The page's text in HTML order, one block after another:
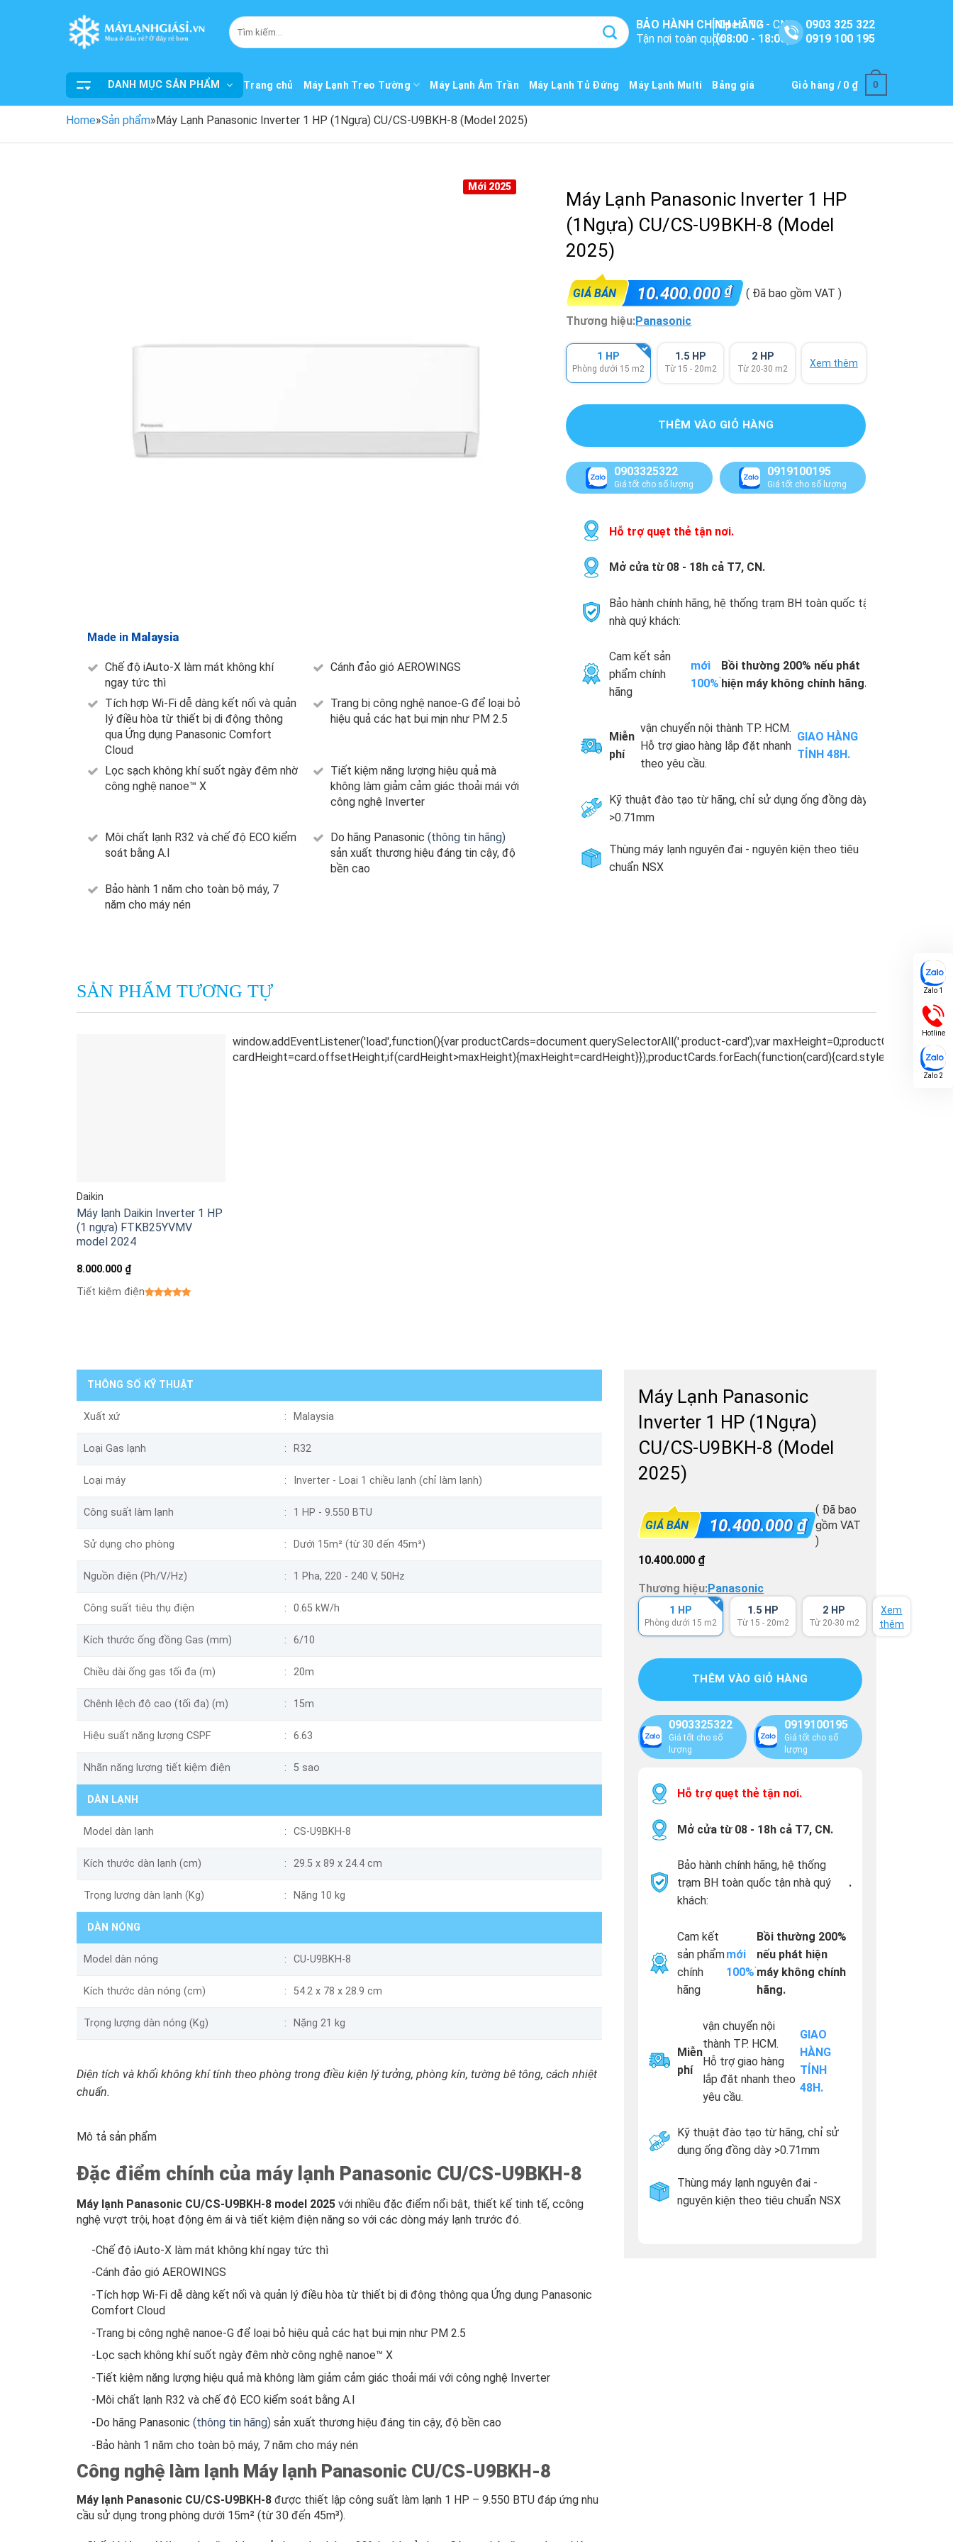
Tìm
kiếm:
BẢO HÀNH CHÍNH HÃNG
Tận nơi toàn quốc
Open: T2 - CN
(08:00 - 18:00)
0903 325 322
0919 100 195
DANH MỤC SẢN PHẨM Trang chủ Máy Lạnh Treo Tường Máy Lạnh Âm Trần Máy Lạnh Tủ Đứng Máy Lạnh Multi Bảng giá Giỏ hàng / 0 ₫ 0
Home»Sản phẩm» Máy Lạnh Panasonic Inverter 1 HP (1Ngựa) CU/CS-U9BKH-8 (Model 2025)
Mới 2025
Made in Malaysia
Chế độ iAuto-X làm mát không khí
ngay tức thì
Cánh đảo gió AEROWINGS
Tích hợp Wi-Fi dễ dàng kết nối và quản
lý điều hòa từ thiết bị di động thông
qua Ứng dụng Panasonic Comfort
Cloud
Trang bị công nghệ nanoe-G để loại bỏ
hiệu quả các hạt bụi mịn như PM 2.5
Lọc sạch không khí suốt ngày đêm nhờ
công nghệ nanoe™ X
Tiết kiệm năng lượng hiệu quả mà
không làm giảm cảm giác thoải mái với
công nghệ Inverter
Môi chất lạnh R32 và chế độ ECO kiểm
soát bằng A.I
Do hãng Panasonic (thông tin hãng)
sản xuất thương hiệu đáng tin cậy, độ
bền cao
Bảo hành 1 năm cho toàn bộ máy, 7
năm cho máy nén
Máy Lạnh Panasonic Inverter 1 HP
(1Ngựa) CU/CS-U9BKH-8 (Model
2025)
GIÁ BÁN 10.400.000₫ ( Đã bao gồm VAT )
Thương hiệu:Panasonic
1 HP
Phòng dưới 15 m2
1.5 HP
Từ 15 - 20m2
2 HP
Từ 20-30 m2
Xem thêm
THÊM VÀO GIỎ HÀNG
0903325322
Giá tốt cho số lượng
0919100195
Giá tốt cho số lượng
Hỗ trợ quẹt thẻ tận nơi.
Mở cửa từ 08 - 18h cả T7, CN.
Bảo hành chính hãng, hệ thống trạm BH toàn quốc tận
nhà quý khách:
Cam kết sản
phẩm chính
hãng
mới
100%
.
Bồi thường 200% nếu phát
hiện máy không chính hãng.
Miễn
phí
vận chuyển nội thành TP. HCM.
Hỗ trợ giao hàng lắp đặt nhanh
theo yêu cầu.
GIAO HÀNG
TỈNH 48H.
Kỹ thuật đào tạo từ hãng, chỉ sử dụng ống đồng dày
>0.71mm
Thùng máy lạnh nguyên đai - nguyên kiện theo tiêu
chuẩn NSX
SẢN PHẨM TƯƠNG TỰ
Daikin
Máy lạnh Daikin Inverter 1 HP
(1 ngựa) FTKB25YVMV
model 2024
8.000.000 ₫
Tiết kiệm điện
THÔNG SỐ KỸ THUẬT
Xuất xứ Malaysia
Loại Gas lạnh R32
Loại máy Inverter - Loại 1 chiều lạnh (chỉ làm lạnh)
Công suất làm lạnh 1 HP - 9.550 BTU
Sử dụng cho phòng Dưới 15m² (từ 30 đến 45m³)
Nguồn điện (Ph/V/Hz) 1 Pha, 220 - 240 V, 50Hz
Công suất tiêu thụ điện 0.65 kW/h
Kích thước ống đồng Gas (mm) 6/10
Chiều dài ống gas tối đa (m) 20m
Chênh lệch độ cao (tối đa) (m) 15m
Hiệu suất năng lượng CSPF 6.63
Nhãn năng lượng tiết kiệm điện 5 sao
DÀN LẠNH
Model dàn lạnh CS-U9BKH-8
Kích thước dàn lạnh (cm) 29.5 x 89 x 24.4 cm
Trọng lượng dàn lạnh (Kg) Nặng 10 kg
DÀN NÓNG
Model dàn nóng CU-U9BKH-8
Kích thước dàn nóng (cm) 54.2 x 78 x 28.9 cm
Trọng lượng dàn nóng (Kg) Nặng 21 kg
Diện tích và khối không khí tính theo phòng trong điều kiện lý tưởng, phòng kín, tường bê tông, cách nhiệt
chuẩn.
Mô tả sản phẩm
Đặc điểm chính của máy lạnh Panasonic CU/CS-U9BKH-8
Máy lạnh Panasonic CU/CS-U9BKH-8 model 2025 với nhiều đặc điểm nổi bật, thiết kế tinh tế, ccông
nghệ vượt trội, hoạt động êm ái và tiết kiệm điện năng so với các dòng máy lạnh trước đó.
-Chế độ iAuto-X làm mát không khí ngay tức thì
-Cánh đảo gió AEROWINGS
-Tích hợp Wi-Fi dễ dàng kết nối và quản lý điều hòa từ thiết bị di động thông qua Ứng dụng Panasonic
Comfort Cloud
-Trang bị công nghệ nanoe-G để loại bỏ hiệu quả các hạt bụi mịn như PM 2.5
-Lọc sạch không khí suốt ngày đêm nhờ công nghệ nanoe™ X
-Tiết kiệm năng lượng hiệu quả mà không làm giảm cảm giác thoải mái với công nghệ Inverter
-Môi chất lạnh R32 và chế độ ECO kiểm soát bằng A.I
-Do hãng Panasonic (thông tin hãng)sản xuất thương hiệu đáng tin cậy, độ bền cao
-Bảo hành 1 năm cho toàn bộ máy, 7 năm cho máy nén
Công nghệ làm lạnh Máy lạnh Panasonic CU/CS-U9BKH-8
Máy lạnh Panasonic CU/CS-U9BKH-8 được thiết lập công suất làm lạnh 1 HP – 9.550 BTU đáp ứng nhu
cầu sử dụng trong phòng dưới 15m² (từ 30 đến 45m³).
Máy Lạnh Panasonic
Inverter 1 HP (1Ngựa)
CU/CS-U9BKH-8 (Model
2025)
GIÁ BÁN 10.400.000₫
( Đã bao
gồm VAT
)
10.400.000 ₫
Thương hiệu:Panasonic
1 HP
Phòng dưới 15 m2
1.5 HP
Từ 15 - 20m2
2 HP
Từ 20-30 m2
Xem
thêm
THÊM VÀO GIỎ HÀNG
0903325322
Giá tốt cho số
lượng
0919100195
Giá tốt cho số
lượng
Hỗ trợ quẹt thẻ tận nơi.
Mở cửa từ 08 - 18h cả T7, CN.
Bảo hành chính hãng, hệ thống
trạm BH toàn quốc tận nhà quý
khách:
.
Cam kết
sản phẩm
chính
hãng
mới
100%
.
Bồi thường 200%
nếu phát hiện
máy không chính
hãng.
Miễn
phí
vận chuyển nội
thành TP. HCM.
Hỗ trợ giao hàng
lắp đặt nhanh theo
yêu cầu.
GIAO
HÀNG
TỈNH
48H.
Kỹ thuật đào tạo từ hãng, chỉ sử
dụng ống đồng dày >0.71mm
Thùng máy lạnh nguyên đai -
nguyên kiện theo tiêu chuẩn NSX
Zalo 1
Hotline
Zalo 2